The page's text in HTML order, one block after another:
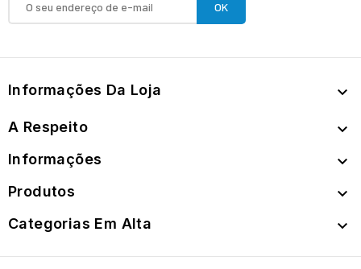
Informações Da Loja 
A Respeito 
Informações 
Produtos 
Categorias Em Alta 